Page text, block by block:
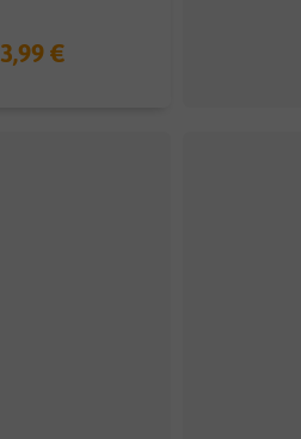
3,99 €